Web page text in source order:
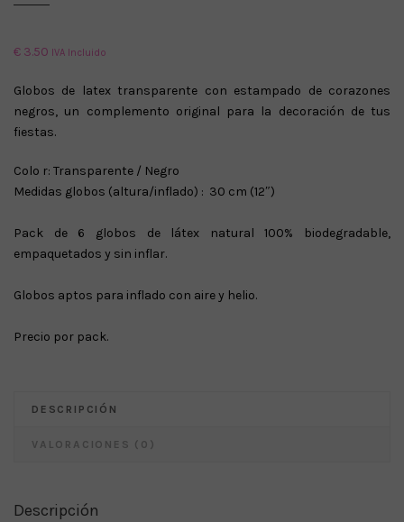
€ 3.50 IVA Incluido
Globos de latex transparente con estampado de corazones
negros, un complemento original para la decoración de tus
fiestas.
Colo r: Transparente / Negro
Medidas globos (altura/inflado) : 30 cm (12″)
Pack de 6 globos de látex natural 100% biodegradable,
empaquetados y sin inflar.
Globos aptos para inflado con aire y helio.
Precio por pack.
DESCRIPCIÓN
VALORACIONES (0)
Descripción